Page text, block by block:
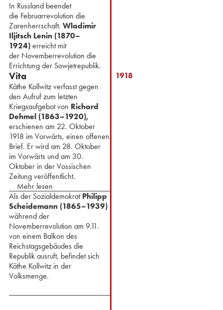
⁢In Russland beendet
die Februarrevolution die
Zarenherrschaft. ⁢ Wladimir
Iljitsch Lenin (1870–
1924)erreicht mit
der Novemberrevolution die
Errichtung der Sowjetrepublik.
Vita
Käthe Kollwitz verfasst gegen
den Aufruf zum letzten
Kriegsaufgebot von Richard
Dehmel (1863–1920),
erschienen am 22. Oktober
1918 im Vorwärts, einen offenen
Brief. Er wird am 28. Oktober
im Vorwärts und am 30.
Oktober in der Vossischen
Zeitung veröffentlicht.
Mehr lesen
Als der Sozialdemokrat Philipp
Scheidemann (1865–1939)
während der
Novemberrevolution am 9.11.
von einem Balkon des
Reichstagsgebäudes die
Republik ausruft, befindet sich
Käthe Kollwitz in der
Volksmenge.
1918